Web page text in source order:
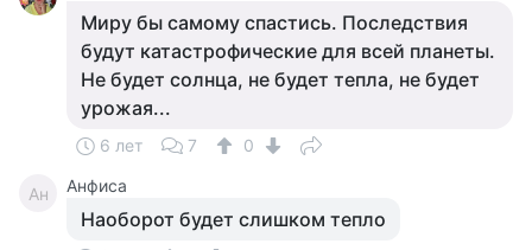
Миру бы самому спастись. Последствия
будут катастрофические для всей планеты.
Не будет солнца, не будет тепла, не будет
урожая...
6 лет 7 0
Ан Анфиса
Наоборот будет слишком тепло